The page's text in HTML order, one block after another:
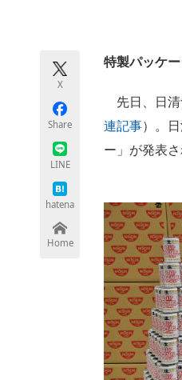
ちょっと気
X
Share
LINE
hatena
Home
特製パッケ
先日、日清
連記事）。
ー」が発表さ